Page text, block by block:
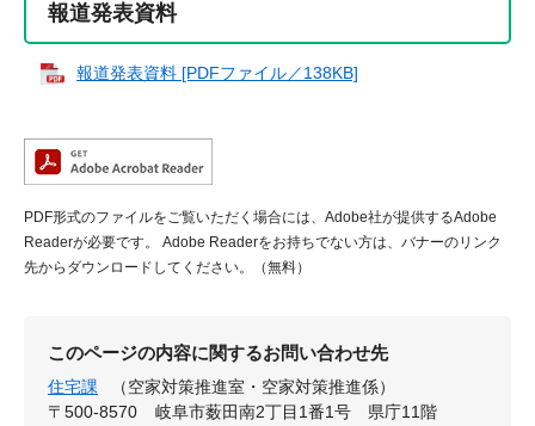
報道発表資料
報道発表資料 [PDFファイル／138KB]
PDF形式のファイルをご覧いただく場合には、Adobe社が提供するAdobe
Readerが必要です。
Adobe Readerをお持ちでない方は、バナーのリンク
先からダウンロードしてください。（無料）
このページの内容に関するお問い合わせ先
住宅課
（空家対策推進室・空家対策推進係）
〒500-8570
岐阜市薮田南2丁目1番1号 県庁11階